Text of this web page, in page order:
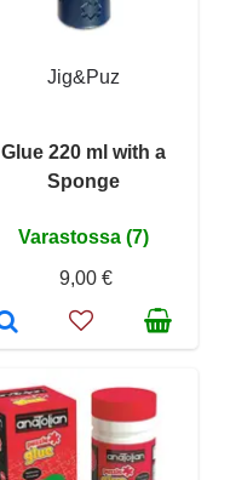
Jig&Puz
Glue 220 ml with a
Sponge
Varastossa (7)
9,00 €